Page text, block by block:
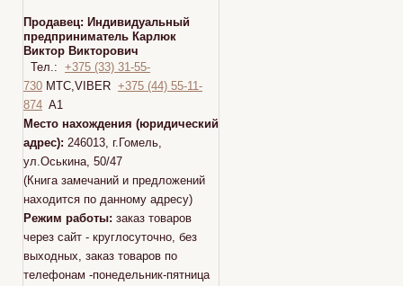
Продавец: Индивидуальный
предприниматель Карлюк
Виктор Викторович
Тел.: +375 (33) 31-55-
730 МТС,VIBER +375 (44) 55-11-
874 A1
Место нахождения (юридический
адрес): 246013, г.Гомель,
ул.Оськина, 50/47
(Книга замечаний и предложений
находится по данному адресу)
Режим работы: заказ товаров
через сайт - круглосуточно, без
выходных, заказ товаров по
телефонам -понедельник-пятница